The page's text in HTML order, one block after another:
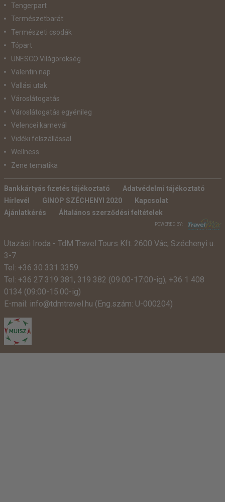
Tengerpart
Természetbarát
Természeti csodák
Tópart
UNESCO Világörökség
Valentin nap
Vallási utak
Városlátogatás
Városlátogatás egyénileg
Velencei karnevál
Vidéki felszállással
Wellness
Zene tematika
Bankkártyás fizetés tájékoztató
Adatvédelmi tájékoztató
Hírlevél
GINOP SZÉCHENYI 2020
Kapcsolat
Ajánlatkérés
Általános szerződési feltételek
POWERED BY:
Utazási Iroda - TdM Travel Tours Kft. 2600 Vác, Széchenyi u.
3-7.
Tel: +36 30 331 3359
Tel: +36 27 319 381 , 319 382 (09:00-17:00-ig), +36 1 408
0134 (09:00-15:00-ig)
E-mail: info@tdmtravel.hu (Eng.szám: U-000204)